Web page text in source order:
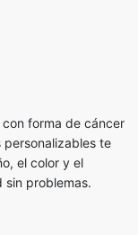
con forma de cáncer
te
el color y el
sin problemas.